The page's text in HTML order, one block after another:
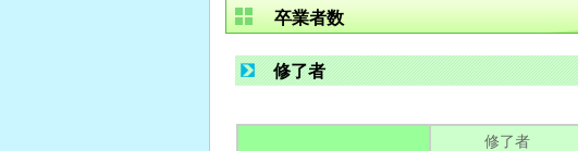
卒業者数
修了者
修了者